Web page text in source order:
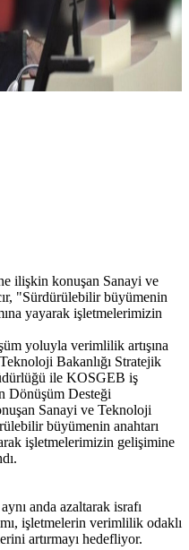
ilişkin konuşan Sanayi ve
"Sürdürülebilir büyümenin
yayarak işletmelerimizin
yoluyla verimlilik artışına
Bakanlığı Stratejik
ile KOSGEB iş
Dönüşüm Desteği
Sanayi ve Teknoloji
büyümenin anahtarı
işletmelerimizin gelişimine
anda azaltarak israfı
işletmelerin verimlilik odaklı
artırmayı hedefliyor.